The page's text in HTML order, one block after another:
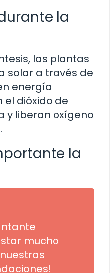
la
las plantas
solar a través de
energía
el dióxido de
y liberan oxígeno
la
mucho